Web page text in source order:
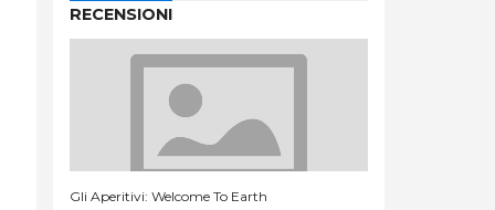
RECENSIONI
Gli Aperitivi: Welcome To Earth